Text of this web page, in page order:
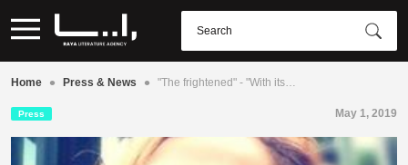
Home • Press & News • "The frightened" - "With its…
Press May 1, 2019